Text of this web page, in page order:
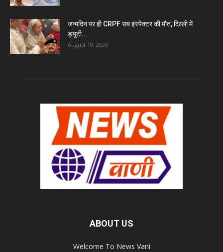
जन्मदिन पर ही CRPF सब इंस्पेक्टर की मौत, दिल्ली में
ड्यूटी...
August 10, 2026
ABOUT US
Welcome To News Vani